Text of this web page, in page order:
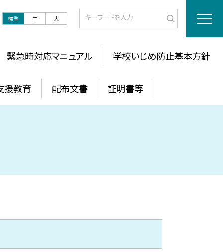
標準 中 大
緊急時対応マニュアル 学校いじめ防止基本方針
援教育 配布文書 証明書等